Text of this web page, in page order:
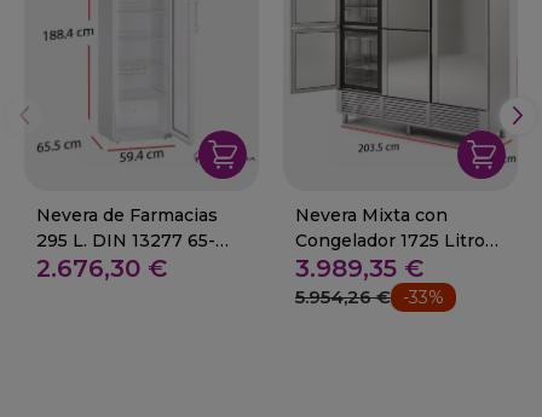
Nevera de Farmacias
295 L. DIN 13277 65-
HMFvh 4001
2.676,30 €
Nevera Mixta con
Congelador 1725 Litros
14-CASM-210-5
3.989,35 €
5.954,26 € -33%